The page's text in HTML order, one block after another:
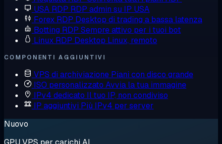
USA RDP RDP admin su IP USA
Forex RDP Desktop di trading a bassa latenza
Botting RDP Sempre attivo per i tuoi bot
Linux RDP Desktop Linux, remoto
COMPONENTI AGGIUNTIVI
VPS di archiviazione Piani con disco grande
ISO personalizzato Avvia la tua immagine
IPv4 dedicato Il tuo IP, non condiviso
IP aggiuntivi Più IPv4 per server
Nuovo